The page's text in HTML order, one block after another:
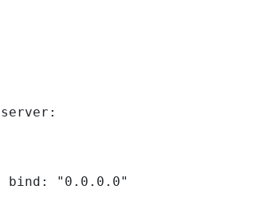
server:
bind: "0.0.0.0"